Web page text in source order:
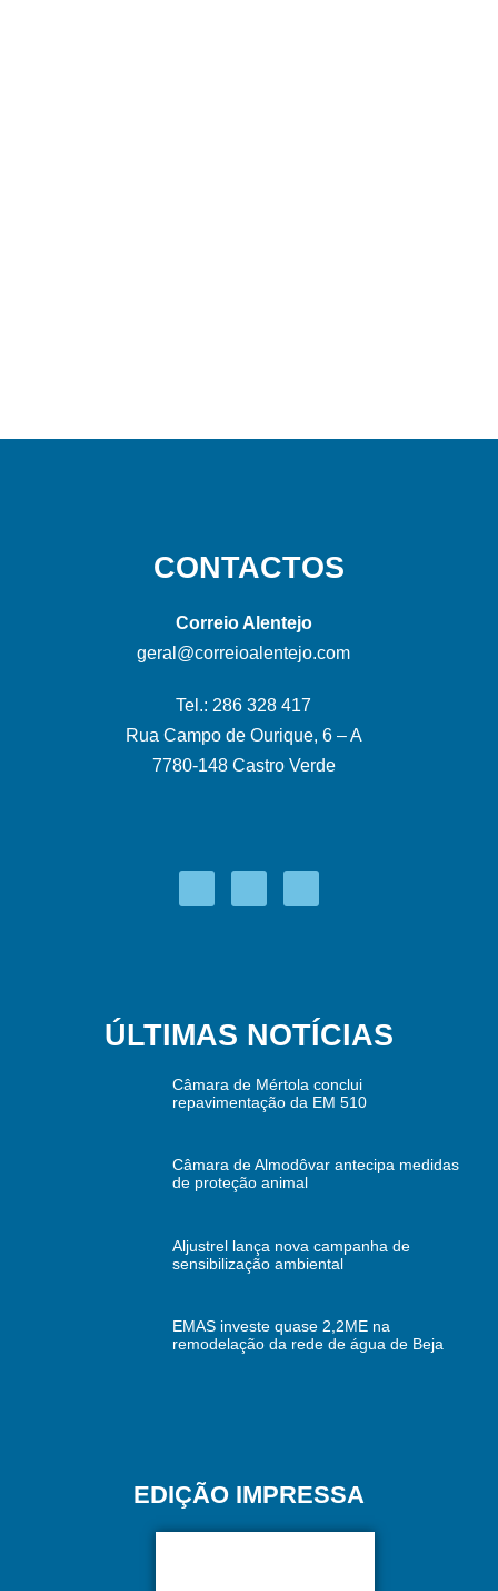
CONTACTOS
Correio Alentejo
geral@correioalentejo.com
Tel.: 286 328 417
Rua Campo de Ourique, 6 – A
7780-148 Castro Verde
ÚLTIMAS NOTÍCIAS
Câmara de Mértola conclui
repavimentação da EM 510
Câmara de Almodôvar antecipa medidas
de proteção animal
Aljustrel lança nova campanha de
sensibilização ambiental
EMAS investe quase 2,2ME na
remodelação da rede de água de Beja
EDIÇÃO IMPRESSA